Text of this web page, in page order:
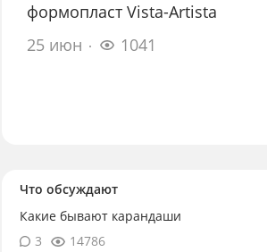
формопласт Vista-Artista
25 июн
1041
Что обсуждают
Какие бывают карандаши
3
14786